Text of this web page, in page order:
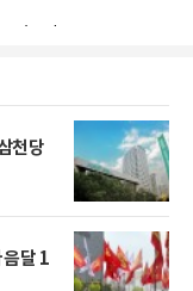
천당
달 1